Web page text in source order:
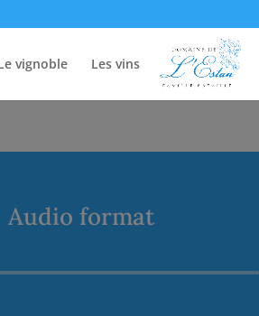
vignoble Les vins
Audio format
Lecteur